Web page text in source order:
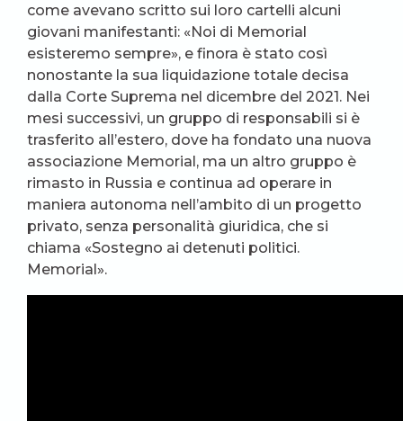
come avevano scritto sui loro cartelli alcuni
giovani manifestanti: «Noi di Memorial
esisteremo sempre», e finora è stato così
nonostante la sua liquidazione totale decisa
dalla Corte Suprema nel dicembre del 2021. Nei
mesi successivi, un gruppo di responsabili si è
trasferito all’estero, dove ha fondato una nuova
associazione Memorial, ma un altro gruppo è
rimasto in Russia e continua ad operare in
maniera autonoma nell’ambito di un progetto
privato, senza personalità giuridica, che si
chiama «Sostegno ai detenuti politici.
Memorial».